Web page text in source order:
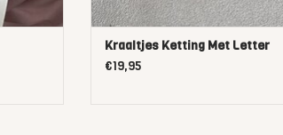
Kraaltjes Ketting Met Letter
€19,95